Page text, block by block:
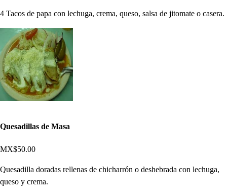
4 Tacos de papa con lechuga, crema, queso, salsa de jitomate o casera.
Quesadillas de Masa
MX$50.00
Quesadilla doradas rellenas de chicharrón o deshebrada con lechuga,
queso y crema.